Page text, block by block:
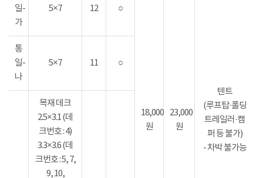
18,000
원
23,000
원
텐트
(루프탑·폴딩
트레일러·캠
퍼 등 불가)
- 차박 불가능
일-
가
5×7 12 ○
통
일-
나
5×7 11 ○
목재 데크
2.5×3.1 (데
크번호 : 4)
3.3×3.6 (데
크번호 : 5, 7,
9, 10,